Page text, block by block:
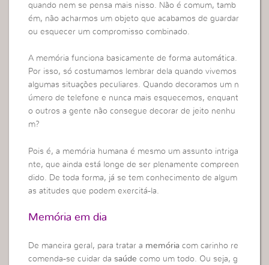
quando nem se pensa mais nisso. Não é comum, tamb
ém, não acharmos um objeto que acabamos de guardar
ou esquecer um compromisso combinado.
A memória funciona basicamente de forma automática.
Por isso, só costumamos lembrar dela quando vivemos
algumas situações peculiares. Quando decoramos um n
úmero de telefone e nunca mais esquecemos, enquant
o outros a gente não consegue decorar de jeito nenhu
m?
Pois é, a memória humana é mesmo um assunto intriga
nte, que ainda está longe de ser plenamente compreen
dido. De toda forma, já se tem conhecimento de algum
as atitudes que podem exercitá-la.
Memória em dia
De maneira geral, para tratar a memória com carinho re
comenda-se cuidar dasaúde como um todo. Ou seja, g